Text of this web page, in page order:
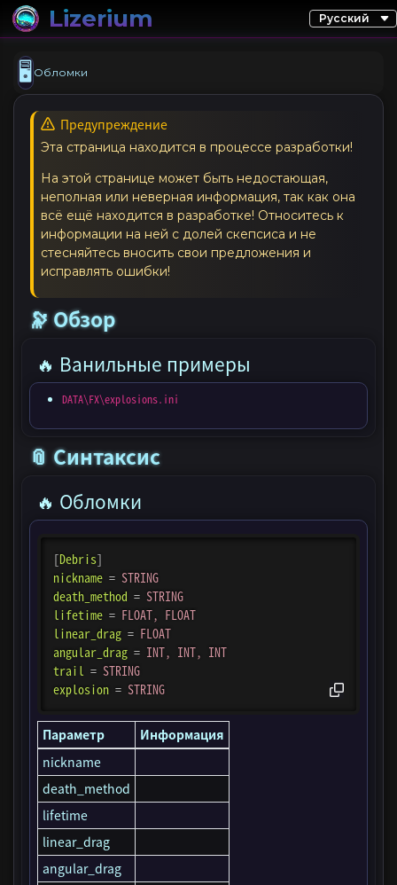
Lizerium
🖥️ Обломки
Предупреждение
Эта страница находится в процессе разработки!
На этой странице может быть недостающая,
неполная или неверная информация, так как она
всё ещё находится в разработке! Относитесь к
информации на ней с долей скепсиса и не
стесняйтесь вносить свои предложения и
исправлять ошибки!
🔭 Обзор
🔥 Ванильные примеры
DATA\FX\explosions.ini
📎 Синтаксис
🔥 Обломки
[Debris]
nickname = STRING
death_method = STRING
lifetime = FLOAT, FLOAT
linear_drag = FLOAT
angular_drag = INT, INT, INT
trail = STRING
explosion = STRING
Параметр
Информация
nickname
death_method
lifetime
linear_drag
angular_drag